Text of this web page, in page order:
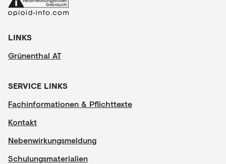
LINKS
Grünenthal AT
SERVICE LINKS
Fachinformationen & Pflichttexte
Kontakt
Nebenwirkungsmeldung
Schulungsmaterialien